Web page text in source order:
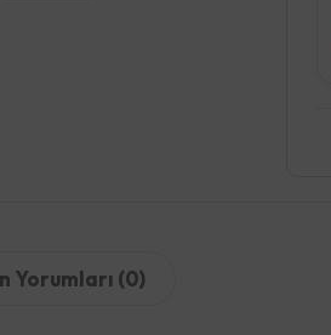
Yorumları (0)